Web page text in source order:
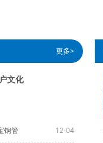
更多>
文化
钢管 12-04